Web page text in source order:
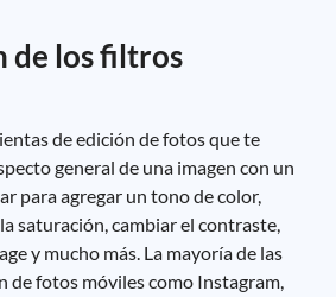
de los filtros
de edición de fotos que te
general de una imagen con un
para agregar un tono de color,
saturación, cambiar el contraste,
y mucho más. La mayoría de las
de fotos móviles como Instagram,